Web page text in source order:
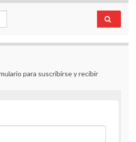
para suscribirse y recibir